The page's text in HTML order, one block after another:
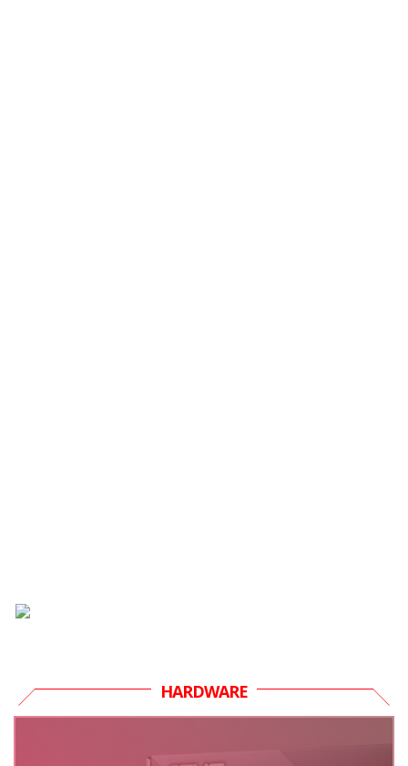
HARDWARE